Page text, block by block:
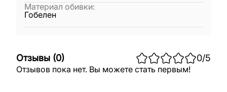
Материал обивки:
Гобелен
Отзывы (0) 0/5
Отзывов пока нет. Вы можете стать первым!